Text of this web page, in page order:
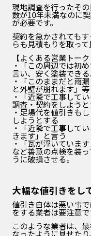
現地調査を行ったそ
数が10年未満なのに
が必要です。
契約を急かされても
らも見積もりを取っ
【よくある営業トー
・「この周辺では初
言い、安く塗装でき
・「このままだと雨
と外壁が崩れます」
・「近隣で工事して
調査・契約をしようと
・足場代を値引きも
しようとする
・「近隣で工事して
きます」と言う
・「瓦が浮いていま
など善意の点検を装
うに破損させる。
大幅な値引きをし
値引き自体は悪い事
をする業者は要注意で
このような業者は、
なったように見せた